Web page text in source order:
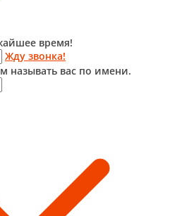
время!
Жду звонка!
называть вас по имени.